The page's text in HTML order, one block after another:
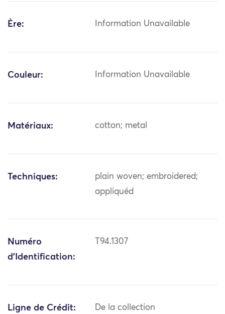
Ère: Information Unavailable
Couleur: Information Unavailable
Matériaux: cotton; metal
Techniques:
plain woven; embroidered;
appliquéd
Numéro
d'Identification:
T94.1307
Ligne de Crédit:
De la collection